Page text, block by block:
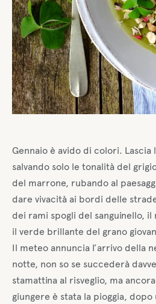
Gennaio è avido di colori.
salvando solo le tonalità del
del marrone, rubando al
dare vivacità ai bordi delle
dei rami spogli del sanguinello, il
il verde brillante del grano
Il meteo annuncia l’arrivo della
notte, non so se succederà
stamattina al risveglio, ma
giungere è stata la pioggia, dopo